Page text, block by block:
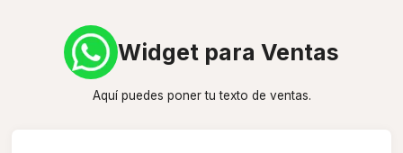
Widget para Ventas
Aquí puedes poner tu texto de ventas.